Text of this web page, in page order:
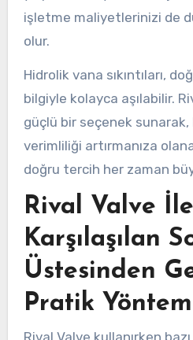
işletme maliyetlerinizi de
olur.
Hidrolik vana sıkıntıları,
bilgiyle kolayca aşılabilir.
güçlü bir seçenek
verimliliği artırmanıza
doğru tercih her zaman
Rival Valve İle
Karşılaşılan
Üstesinden
Pratik